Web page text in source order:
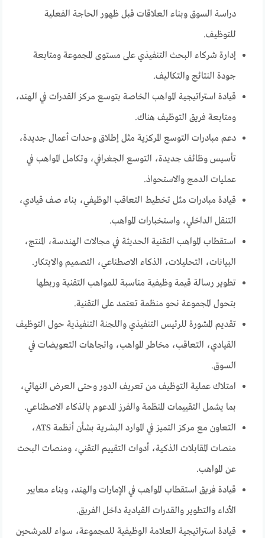
دراسة السوق وبناء العلاقات قبل ظهور الحاجة الفعلية
للتوظيف.
إدارة شركاء البحث التنفيذي على مستوى المجموعة ومتابعة
جودة النتائج والتكاليف.
قيادة استراتيجية المواهب الخاصة بتوسع مركز القدرات في الهند،
ومتابعة فريق التوظيف هناك.
دعم مبادرات التوسع المركزية مثل إطلاق وحدات أعمال جديدة،
تأسيس وظائف جديدة، التوسع الجغرافي، وتكامل المواهب في
عمليات الدمج والاستحواذ.
قيادة مبادرات مثل تخطيط التعاقب الوظيفي، بناء صف قيادي،
التنقل الداخلي، واستخبارات المواهب.
استقطاب المواهب التقنية الحديثة في مجالات الهندسة، المنتج،
البيانات، التحليلات، الذكاء الاصطناعي، التصميم والابتكار.
تطوير رسالة قيمة وظيفية مناسبة للمواهب التقنية وربطها
بتحول المجموعة نحو منظمة تعتمد على التقنية.
تقديم المشورة للرئيس التنفيذي واللجنة التنفيذية حول التوظيف
القيادي، التعاقب، مخاطر المواهب، واتجاهات التعويضات في
السوق.
امتلاك عملية التوظيف من تعريف الدور وحتى العرض النهائي،
بما يشمل التقييمات المنظمة والفرز المدعوم بالذكاء الاصطناعي.
التعاون مع مركز التميز في الموارد البشرية بشأن أنظمة ATS،
منصات المقابلات الذكية، أدوات التقييم التقني، ومنصات البحث
عن المواهب.
قيادة فريق استقطاب المواهب في الإمارات والهند، وبناء معايير
الأداء والتطوير والقدرات القيادية داخل الفريق.
قيادة استراتيجية العلامة الوظيفية للمجموعة، سواء للمرشحين